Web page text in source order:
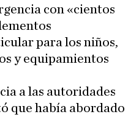
con «cientos
para los niños,
y equipamientos
a las autoridades
que había abordado